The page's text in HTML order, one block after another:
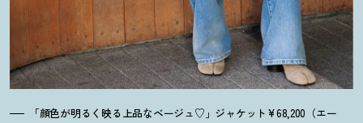
「顔色が明るく映る上品なベージュ♡」ジャケット¥68,200（エー